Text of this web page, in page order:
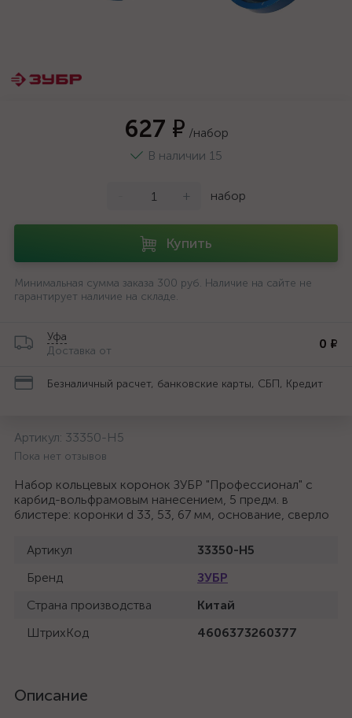
627 ₽ /набор
В наличии 15
+ набор
Купить
Минимальная сумма заказа 300 руб. Наличие на сайте не
гарантирует наличие на складе.
Уфа
Доставка от
0 ₽
Безналичный расчет, банковские карты, СБП, Кредит
Артикул: 33350-H5
Пока нет отзывов
Набор кольцевых коронок ЗУБР "Профессионал" c
карбид-вольфрамовым нанесением, 5 предм. в
блистере: коронки d 33, 53, 67 мм, основание, сверло
Артикул
33350-H5
Бренд
ЗУБР
Страна производства
Китай
ШтрихКод
4606373260377
Описание